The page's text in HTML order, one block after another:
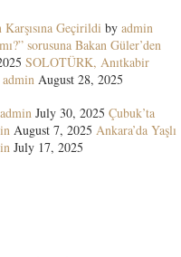
Geçirildi by admin
sorusuna Bakan Güler’den
SOLOTÜRK, Anıtkabir
admin August 28, 2025
admin July 30, 2025 Çubuk’ta
August 7, 2025 Ankara’da Yaşlı
July 17, 2025